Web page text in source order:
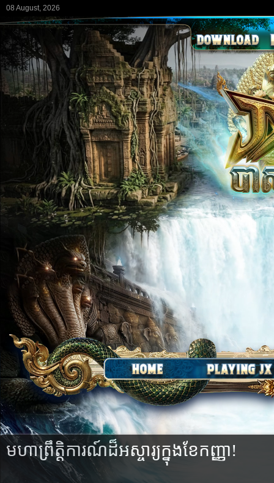
08 August, 2026
មហាព្រឹត្តិការណ៍ដ៏អស្ចារ្យក្នុងខែកញ្ញា!